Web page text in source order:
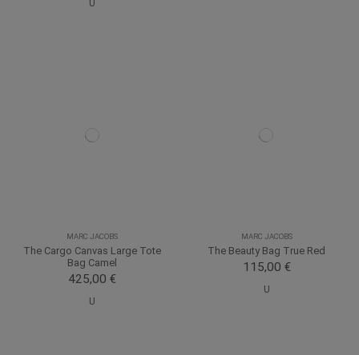
U
MARC JACOBS
The Cargo Canvas Large Tote
Bag Camel
425,00 €
U
MARC JACOBS
The Beauty Bag True Red
115,00 €
U